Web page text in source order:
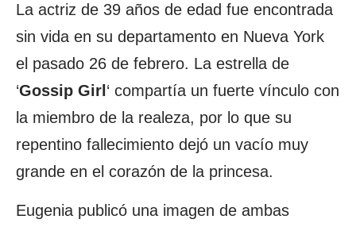
La actriz de 39 años de edad fue encontrada
sin vida en su departamento en Nueva York
el pasado 26 de febrero. La estrella de
‘Gossip Girl ‘ compartía un fuerte vínculo con
la miembro de la realeza, por lo que su
repentino fallecimiento dejó un vacío muy
grande en el corazón de la princesa.
Eugenia publicó una imagen de ambas